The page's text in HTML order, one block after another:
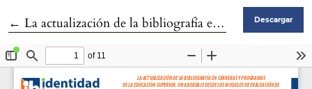
← Volver a los detalles del artículo
La actualización de la bibliografía en carreras y programas de la educación superior. Un abordaje desde los modelos de evaluación de la calidad en ecuador y a partir de opiniones expertas Descargar